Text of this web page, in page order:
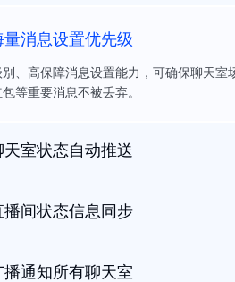
量消息设置优先级
、高保障消息设置能力，可确保聊天室
等重要消息不被丢弃。
天室状态自动推送
播间状态信息同步
播通知所有聊天室